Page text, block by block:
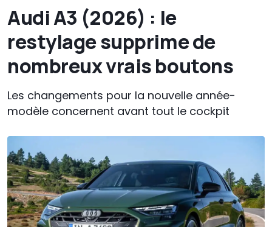
Audi A3 (2026) : le
restylage supprime de
nombreux vrais boutons
Les changements pour la nouvelle année-
modèle concernent avant tout le cockpit